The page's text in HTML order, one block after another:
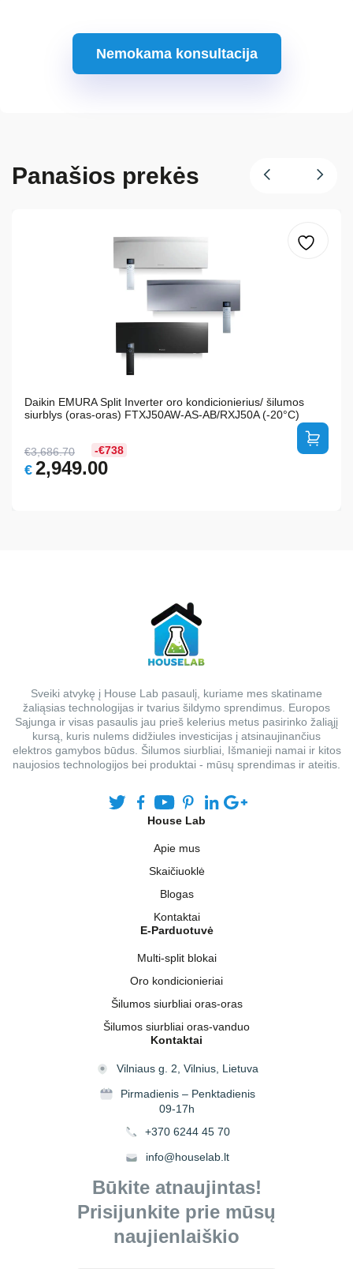
Nemokama konsultacija
Panašios prekės
Daikin EMURA Split Inverter oro kondicionierius/ šilumos
siurblys (oras-oras) FTXJ50AW-AS-AB/RXJ50A (-20°C)
-€738
€3,686.70
Original
€ 2,949.00Current
Sveiki atvykę į House Lab pasaulį, kuriame mes skatiname
žaliąsias technologijas ir tvarius šildymo sprendimus. Europos
Sąjunga ir visas pasaulis jau prieš kelerius metus pasirinko žaliąjį
kursą, kuris nulems didžiules investicijas į atsinaujinančius
elektros gamybos būdus. Šilumos siurbliai, Išmanieji namai ir kitos
naujosios technologijos bei produktai - mūsų sprendimas ir ateitis.
House Lab
Apie mus
Skaičiuoklė
Blogas
Kontaktai
E-Parduotuvė
Multi-split blokai
Oro kondicionieriai
Šilumos siurbliai oras-oras
Šilumos siurbliai oras-vanduo
Kontaktai
Vilniaus g. 2, Vilnius, Lietuva
Pirmadienis – Penktadienis
09-17h
+370 6244 45 70
info@houselab.lt
Būkite atnaujintas!
Prisijunkite prie mūsų
naujienlaiškio